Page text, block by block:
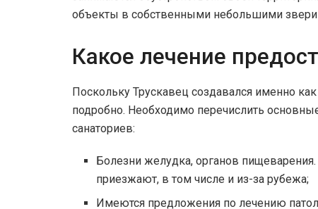
объекты в собственными небольшими
Какое лечение
Поскольку Трускавец создавался именно
подробно. Необходимо перечислить
санаториев:
Болезни желудка, органов
приезжают, в том числе и из-за рубежа;
Имеются предложения по лечению